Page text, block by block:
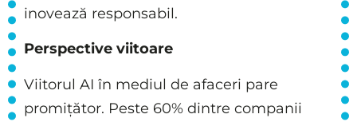
inovează responsabil.
Perspective viitoare
Viitorul AI în mediul de afaceri pare
promițător. Peste 60% dintre companii